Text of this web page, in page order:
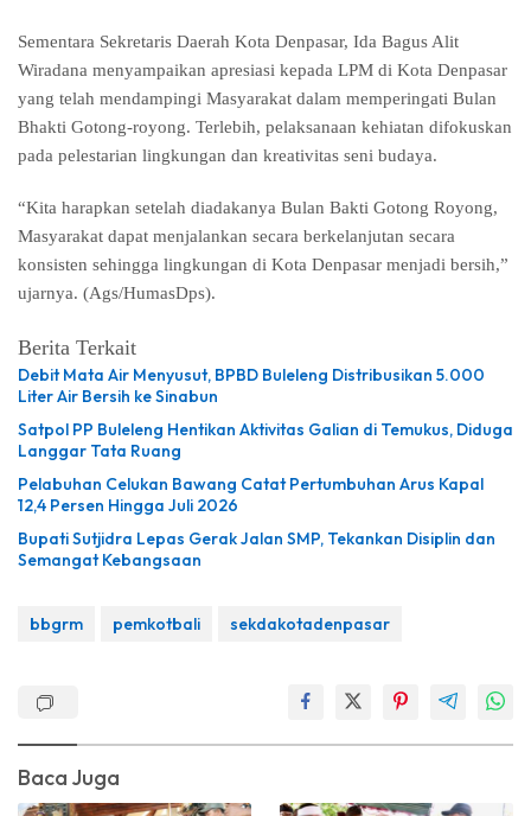
Sementara Sekretaris Daerah Kota Denpasar, Ida Bagus Alit
Wiradana menyampaikan apresiasi kepada LPM di Kota Denpasar
yang telah mendampingi Masyarakat dalam memperingati Bulan
Bhakti Gotong-royong. Terlebih, pelaksanaan kehiatan difokuskan
pada pelestarian lingkungan dan kreativitas seni budaya.
“Kita harapkan setelah diadakanya Bulan Bakti Gotong Royong,
Masyarakat dapat menjalankan secara berkelanjutan secara
konsisten sehingga lingkungan di Kota Denpasar menjadi bersih,”
ujarnya. (Ags/HumasDps).
Berita Terkait
Debit Mata Air Menyusut, BPBD Buleleng Distribusikan 5.000
Liter Air Bersih ke Sinabun
Satpol PP Buleleng Hentikan Aktivitas Galian di Temukus, Diduga
Langgar Tata Ruang
Pelabuhan Celukan Bawang Catat Pertumbuhan Arus Kapal
12,4 Persen Hingga Juli 2026
Bupati Sutjidra Lepas Gerak Jalan SMP, Tekankan Disiplin dan
Semangat Kebangsaan
bbgrm pemkotbali sekdakotadenpasar
Baca Juga